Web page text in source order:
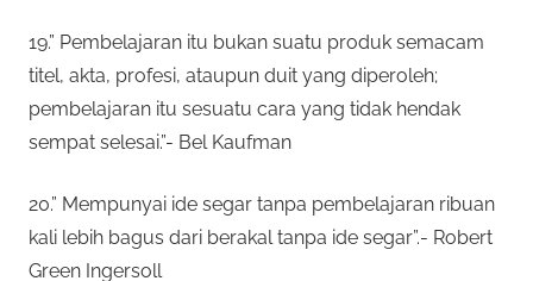
19.” Pembelajaran itu bukan suatu produk semacam
titel, akta, profesi, ataupun duit yang diperoleh;
pembelajaran itu sesuatu cara yang tidak hendak
sempat selesai.”- Bel Kaufman
20.” Mempunyai ide segar tanpa pembelajaran ribuan
kali lebih bagus dari berakal tanpa ide segar”.- Robert
Green Ingersoll